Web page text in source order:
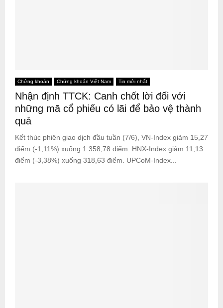
Chứng khoán Chứng khoán Việt Nam Tin mới nhất
Nhận định TTCK: Canh chốt lời đối với
những mã cổ phiếu có lãi để bảo vệ thành
quả
Kết thúc phiên giao dịch đầu tuần (7/6), VN-Index giảm 15,27
điểm (-1,11%) xuống 1.358,78 điểm. HNX-Index giảm 11,13
điểm (-3,38%) xuống 318,63 điểm. UPCoM-Index...